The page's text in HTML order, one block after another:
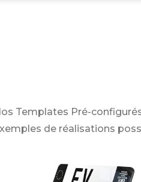
Templates Pré-
de réalisations